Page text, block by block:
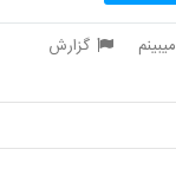
گزارش